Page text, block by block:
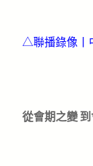
△聯播錄像丨
從會期之變